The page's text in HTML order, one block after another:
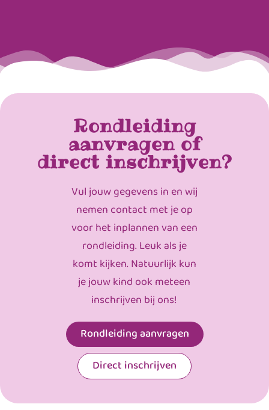
Rondleiding
aanvragen of
direct inschrijven?
Vul jouw gegevens in en wij
nemen contact met je op
voor het inplannen van een
rondleiding. Leuk als je
komt kijken. Natuurlijk kun
je jouw kind ook meteen
inschrijven bij ons!
Rondleiding aanvragen
Direct inschrijven